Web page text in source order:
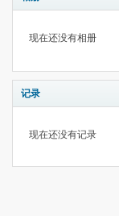
现在还没有相册
记录
现在还没有记录